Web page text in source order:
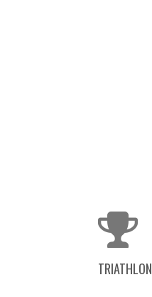
TRIATHLON